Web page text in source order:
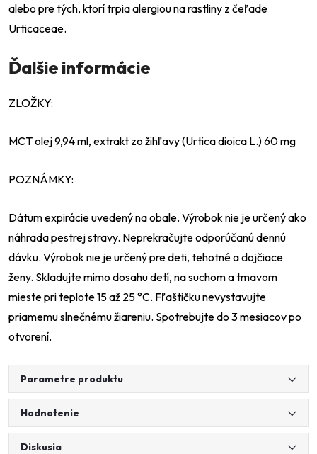
alebo pre tých, ktorí trpia alergiou na rastliny z čeľade
Urticaceae.
Ďalšie informácie
ZLOŽKY:
MCT olej 9,94 ml, extrakt zo žihľavy (Urtica dioica L.) 60 mg
POZNÁMKY:
Dátum expirácie uvedený na obale. Výrobok nie je určený ako
náhrada pestrej stravy. Neprekračujte odporúčanú dennú
dávku. Výrobok nie je určený pre deti, tehotné a dojčiace
ženy. Skladujte mimo dosahu detí, na suchom a tmavom
mieste pri teplote 15 až 25 °C. Fľaštičku nevystavujte
priamemu slnečnému žiareniu. Spotrebujte do 3 mesiacov po
otvorení.
Parametre produktu
Hodnotenie
Diskusia